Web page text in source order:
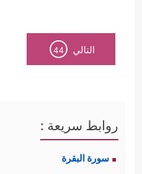
التالي 44
روابط سريعة :
سورة البقرة